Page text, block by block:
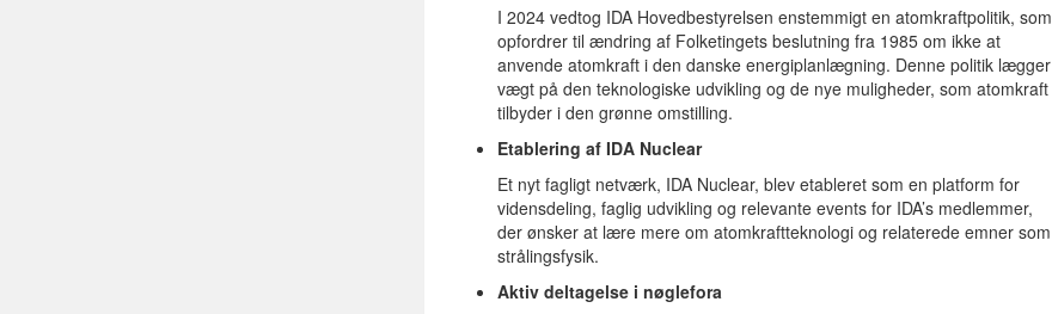
I 2024 vedtog IDA Hovedbestyrelsen enstemmigt en atomkraftpolitik, som
opfordrer til ændring af Folketingets beslutning fra 1985 om ikke at
anvende atomkraft i den danske energiplanlægning. Denne politik lægger
vægt på den teknologiske udvikling og de nye muligheder, som atomkraft
tilbyder i den grønne omstilling.
Etablering af IDA Nuclear
Et nyt fagligt netværk, IDA Nuclear, blev etableret som en platform for
vidensdeling, faglig udvikling og relevante events for IDA’s medlemmer,
der ønsker at lære mere om atomkraftteknologi og relaterede emner som
strålingsfysik.
Aktiv deltagelse i nøglefora